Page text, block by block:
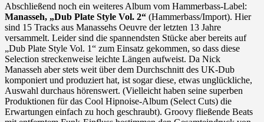
Abschließend noch ein weiteres Album vom Hammerbass-Label:
Manasseh, „Dub Plate Style Vol. 2“ (Hammerbass/Import). Hier
sind 15 Tracks aus Manassehs Oeuvre der letzten 13 Jahre
versammelt. Leider sind die spannendsten Stücke aber bereits auf
„Dub Plate Style Vol. 1“ zum Einsatz gekommen, so dass diese
Selection streckenweise leichte Längen aufweist. Da Nick
Manasseh aber stets weit über dem Durchschnitt des UK-Dub
komponiert und produziert hat, ist sogar diese, etwas unglückliche,
Auswahl durchaus hörenswert. (Vielleicht haben seine superben
Produktionen für das Cool Hipnoise-Album (Select Cuts) die
Erwartungen einfach zu hoch geschraubt). Groovy fließende Beats